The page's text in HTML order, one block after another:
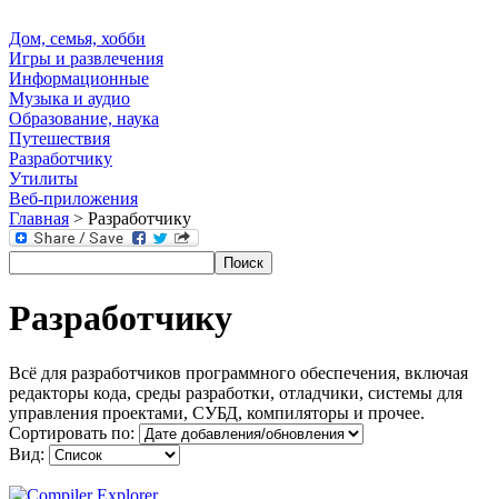
Дом, семья, хобби
Игры и развлечения
Информационные
Музыка и аудио
Образование, наука
Путешествия
Разработчику
Утилиты
Веб-приложения
Главная > Разработчику
Разработчику
Всё для разработчиков программного обеспечения, включая
редакторы кода, среды разработки, отладчики, системы для
управления проектами, СУБД, компиляторы и прочее.
Сортировать по:
Вид: